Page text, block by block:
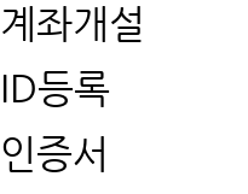
계좌개설
ID등록
인증서